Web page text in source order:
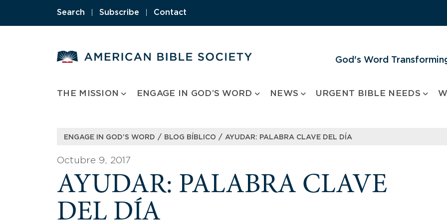
Search Subscribe Contact
God's Word
THE MISSION ENGAGE IN GOD’S WORD NEWS URGENT BIBLE NEEDS
ENGAGE IN GOD’S WORD / BLOG BÍBLICO / AYUDAR: PALABRA CLAVE DEL DÍA
Octubre 9, 2017
AYUDAR: PALABRA CLAVE
DEL DÍA